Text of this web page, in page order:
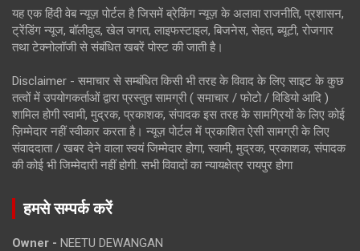
यह एक हिंदी वेब न्यूज़ पोर्टल है जिसमें ब्रेकिंग न्यूज़ के अलावा राजनीति, प्रशासन,
ट्रेंडिंग न्यूज, बॉलीवुड, खेल जगत, लाइफस्टाइल, बिजनेस, सेहत, ब्यूटी, रोजगार
तथा टेक्नोलॉजी से संबंधित खबरें पोस्ट की जाती है।
Disclaimer - समाचार से सम्बंधित किसी भी तरह के विवाद के लिए साइट के कुछ
तत्वों में उपयोगकर्ताओं द्वारा प्रस्तुत सामग्री ( समाचार / फोटो / विडियो आदि )
शामिल होगी स्वामी, मुद्रक, प्रकाशक, संपादक इस तरह के सामग्रियों के लिए कोई
ज़िम्मेदार नहीं स्वीकार करता है। न्यूज़ पोर्टल में प्रकाशित ऐसी सामग्री के लिए
संवाददाता / खबर देने वाला स्वयं जिम्मेदार होगा, स्वामी, मुद्रक, प्रकाशक, संपादक
की कोई भी जिम्मेदारी नहीं होगी. सभी विवादों का न्यायक्षेत्र रायपुर होगा
हमसे सम्पर्क करें
Owner - NEETU DEWANGAN